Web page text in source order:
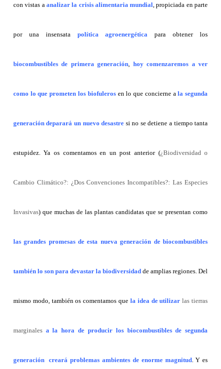
con vistas a analizar la crisis alimentaria mundial , propiciada en parte
por una insensata política agroenergética para obtener los
biocombustibles de primera generación hoy comenzaremos a ver
como lo que prometen los biofulerosen lo que concierne ala segunda
generación deparará un nuevo desastre si no se detiene a tiempo tanta
estupidez. Ya os comentamos en un post anterior (¿Biodiversidad o
Cambio Climático?: ¿Dos Convenciones Incompatibles?: Las Especies
Invasivas) que muchas de las plantas candidatas que se presentan como
las grandes promesas de esta nueva generación de biocombustibles
también lo son para devastar la biodiversidad de amplias regiones. Del
mismo modo, también os comentamos que la idea de utilizar las tierras
marginales a la hora de producir los biocombustibles de segunda
generación creará problemas ambientes de enorme magnitud. Y es